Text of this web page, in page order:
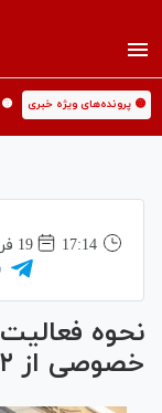
🟡 پرونده‌های ویژه خبری
17:14
19 فروردين 1405
نحوه
خصوصی از ۲۲ فروردین